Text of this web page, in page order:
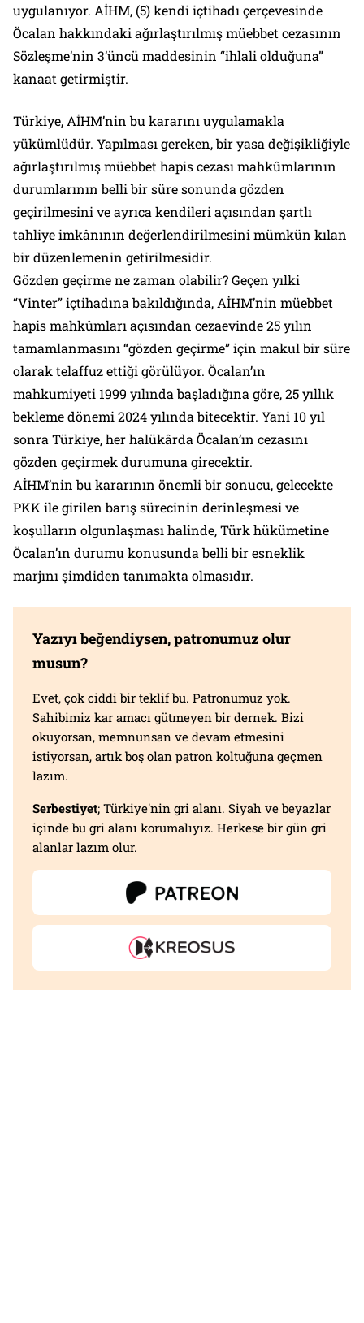
uygulanıyor. AİHM, (5) kendi içtihadı çerçevesinde
Öcalan hakkındaki ağırlaştırılmış müebbet cezasının
Sözleşme’nin 3’üncü maddesinin “ihlali olduğuna”
kanaat getirmiştir.
Türkiye, AİHM’nin bu kararını uygulamakla
yükümlüdür. Yapılması gereken, bir yasa değişikliğiyle
ağırlaştırılmış müebbet hapis cezası mahkûmlarının
durumlarının belli bir süre sonunda gözden
geçirilmesini ve ayrıca kendileri açısından şartlı
tahliye imkânının değerlendirilmesini mümkün kılan
bir düzenlemenin getirilmesidir.
Gözden geçirme ne zaman olabilir? Geçen yılki
“Vinter” içtihadına bakıldığında, AİHM’nin müebbet
hapis mahkûmları açısından cezaevinde 25 yılın
tamamlanmasını “gözden geçirme” için makul bir süre
olarak telaffuz ettiği görülüyor. Öcalan’ın
mahkumiyeti 1999 yılında başladığına göre, 25 yıllık
bekleme dönemi 2024 yılında bitecektir. Yani 10 yıl
sonra Türkiye, her halükârda Öcalan’ın cezasını
gözden geçirmek durumuna girecektir.
AİHM’nin bu kararının önemli bir sonucu, gelecekte
PKK ile girilen barış sürecinin derinleşmesi ve
koşulların olgunlaşması halinde, Türk hükümetine
Öcalan’ın durumu konusunda belli bir esneklik
marjını şimdiden tanımakta olmasıdır.
Yazıyı beğendiysen, patronumuz olur
musun?
Evet, çok ciddi bir teklif bu. Patronumuz yok.
Sahibimiz kar amacı gütmeyen bir dernek. Bizi
okuyorsan, memnunsan ve devam etmesini
istiyorsan, artık boş olan patron koltuğuna geçmen
lazım.
Serbestiyet; Türkiye'nin gri alanı. Siyah ve beyazlar
içinde bu gri alanı korumalıyız. Herkese bir gün gri
alanlar lazım olur.